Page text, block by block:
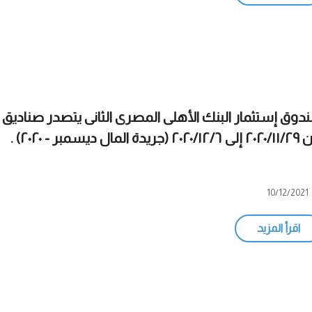
إستثمار البنك الأهلى المصرى الثانى يتصدر
المال ديسمبر - ٢٠٢٠) .
10/12/2021
اقرأ المزيد